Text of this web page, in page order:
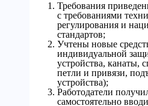
Требования
с требованиями
регулирования и
стандартов;
Учтены новые
индивидуальной
устройства, канаты,
петли и привязи,
устройства);
Работодатели
самостоятельно